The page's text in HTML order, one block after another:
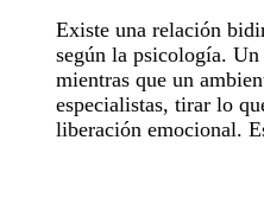
Existe una relación
según la psicología. Un
mientras que un
especialistas, tirar lo
liberación emocional.